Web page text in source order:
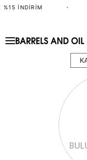
%15 İNDIRIM •